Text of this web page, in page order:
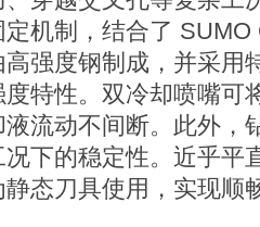
机制，结合了
强度钢制成，并采用
特性。双冷却喷嘴可
流动不间断。此外，
下的稳定性。近乎平
态刀具使用，实现顺